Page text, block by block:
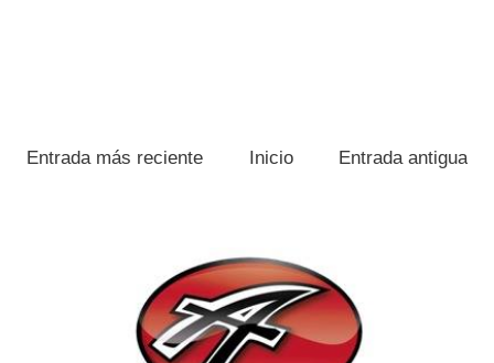
Entrada más reciente Entrada antigua
Inicio